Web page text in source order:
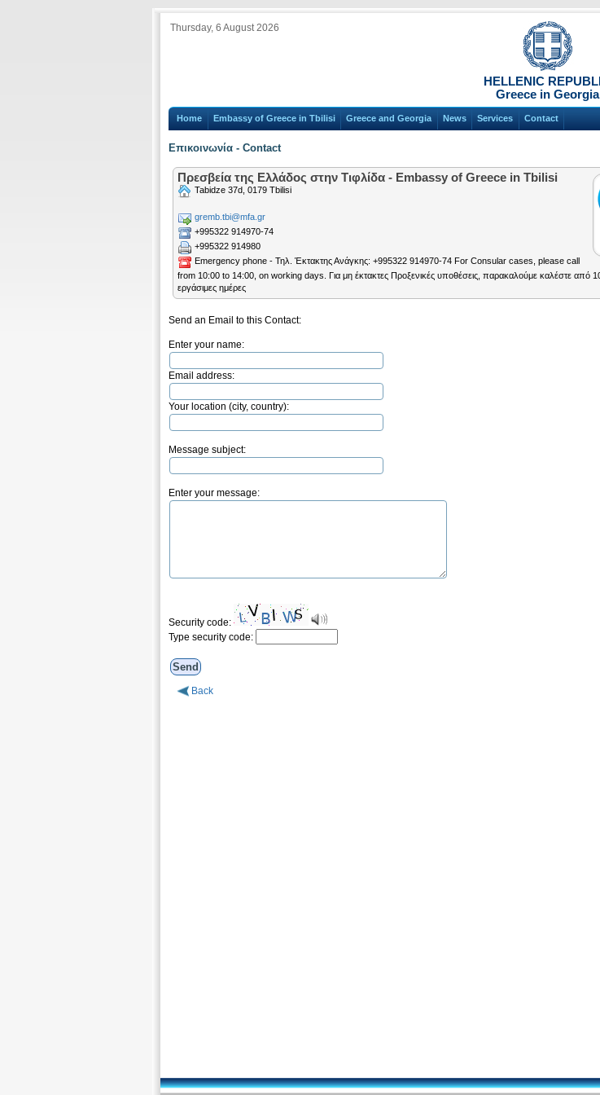
Thursday, 6 August 2026
HELLENIC
Greece in Georgia
Home Embassy of Greece in Tbilisi Greece and Georgia News Services Contact
Επικοινωνία - Contact
Πρεσβεία της Ελλάδος στην Τιφλίδα - Embassy of Greece in Tbilisi
Tabidze 37d, 0179 Tbilisi
gremb.tbi@mfa.gr
+995322 914970-74
+995322 914980
Emergency phone - Τηλ. Έκτακτης Ανάγκης: +995322 914970-74 For Consular cases, please call
from 10:00 to 14:00, on working days. Για μη έκτακτες Προξενικές υποθέσεις, παρακαλούμε καλέστε από
εργάσιμες ημέρες
Send an Email to this Contact:
Enter your name:
Email address:
Your location (city, country):
Message subject:
Enter your message:
Security code:
Type security code:
Back